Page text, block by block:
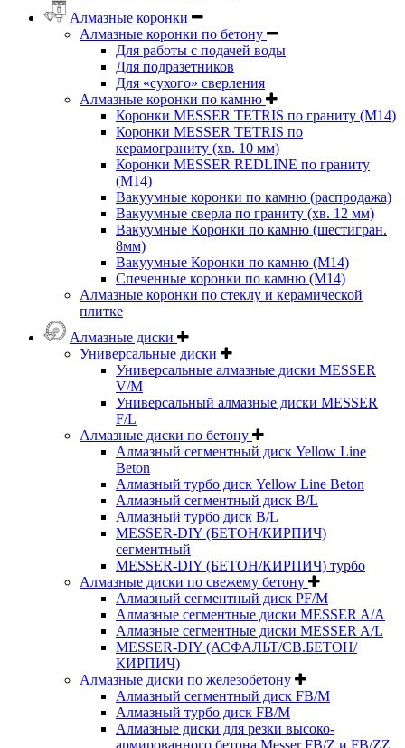
Алмазные коронки
Алмазные коронки по бетону
Для работы с подачей воды
Для подразетников
Для «сухого» сверления
Алмазные коронки по камню
Коронки MESSER TETRIS по граниту (М14)
Коронки MESSER TETRIS по
керамограниту (хв. 10 мм)
Коронки MESSER REDLINE по граниту
(М14)
Вакуумные коронки по камню (распродажа)
Вакуумные сверла по граниту (хв. 12 мм)
Вакуумные Коронки по камню (шестигран.
8мм)
Вакуумные Коронки по камню (M14)
Спеченные коронки по камню (M14)
Алмазные коронки по стеклу и керамической
плитке
Алмазные диски
Универсальные диски
Универсальные алмазные диски MESSER
V/M
Универсальный алмазные диски MESSER
F/L
Алмазные диски по бетону
Алмазный сегментный диск Yellow Line
Beton
Алмазный турбо диск Yellow Line Beton
Алмазный сегментный диск B/L
Алмазный турбо диск B/L
MESSER-DIY (БЕТОН/КИРПИЧ)
сегментный
MESSER-DIY (БЕТОН/КИРПИЧ) турбо
Алмазные диски по свежему бетону
Алмазный сегментный диск PF/M
Алмазные сегментные диски MESSER A/A
Алмазные сегментные диски MESSER A/L
MESSER-DIY (АСФАЛЬТ/СВ.БЕТОН/
КИРПИЧ)
Алмазные диски по железобетону
Алмазный сегментный диск FB/M
Алмазный турбо диск FB/M
Алмазные диски для резки высоко-
армированного бетона Messer FB/Z и FB/ZZ